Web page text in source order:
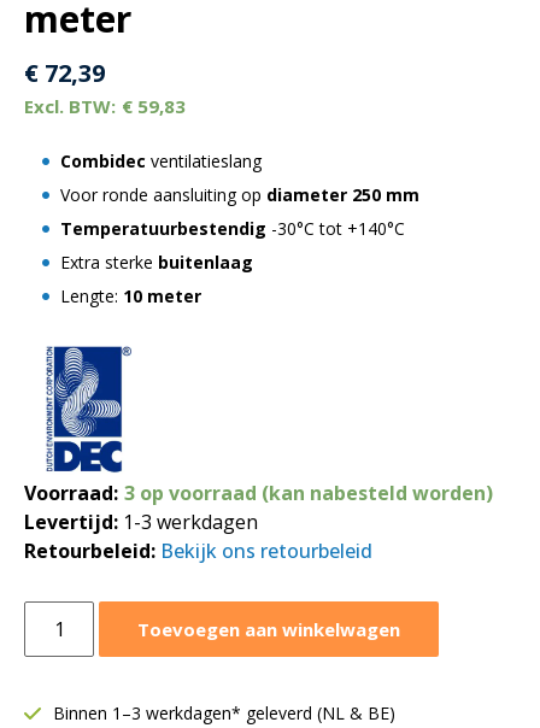
meter
€ 72,39
€ 59,83
Combidec ventilatieslang
Voor ronde aansluiting op diameter 250 mm
Temperatuurbestendig -30°C tot +140°C
Extra sterke buitenlaag
Lengte: 10 meter
Voorraad: 3 op voorraad (kan nabesteld worden)
Levertijd: 1-3 werkdagen
Retourbeleid: Bekijk ons retourbeleid
flexibele
Ø250
Toevoegen aan winkelwagen
Binnen 1–3 werkdagen* geleverd (NL & BE)